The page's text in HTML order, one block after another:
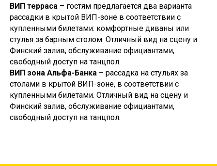
ВИП терраса – гостям предлагается два варианта
рассадки в крытой ВИП-зоне в соответствии с
купленными билетами: комфортные диваны или
стулья за барным столом. Отличный вид на сцену и
Финский залив, обслуживание официантами,
свободный доступ на танцпол.
ВИП зона Альфа-Банка – рассадка на стульях за
столами в крытой ВИП-зоне, в соответствии с
купленными билетами. Отличный вид на сцену и
Финский залив, обслуживание официантами,
свободный доступ на танцпол.
По вопросам покупки билетов
+7 (911) 925-30-17
Присоединяйтесь к нам